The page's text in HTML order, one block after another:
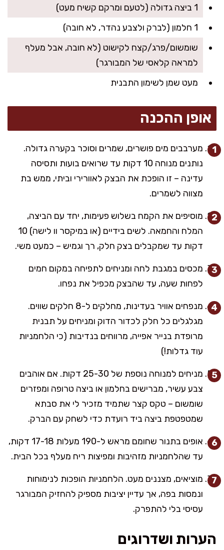
1 ביצה גדולה (לטעם ומרקם קשיח מעט)
1 חלמון (לברק ולצבע נהדר, לא חובה)
שומשום/פרג/קצח לקישוט (לא חובה, אבל מעלף
למראה קלאסי של המבורגר)
מעט שמן לשימון התבנית
אופן ההכנה
מערבבים מים פושרים, שמרים וסוכר בקערה גדולה.
נותנים מנוחה 10 דקות עד שרואים בועות ותסיסה
עדינה – זו הופכת את הבצק לאוורירי וביתי, ממש בת
מצווה לשמרים.
מוסיפים את הקמח בשלוש פעימות, יחד עם הביצה,
המלח והחמאה. לשים בידיים (או במיקסר וו לישה) 10
דקות עד שמקבלים בצק חלק, רך וגמיש – כמעט משי.
מכסים במגבת לחה ומניחים לתפיחה במקום חמים
לפחות שעה, עד שהבצק מכפיל את נפחו.
מנפחים אוויר בעדינות, מחלקים ל-8 חלקים שווים.
מגלגלים כל חלק לכדור הדוק ומניחים על תבנית
מרופדת בנייר אפייה, מרווחים בנדיבות (כי הלחמניות
עוד גדלות!)
מניחים למנוחה נוספת של 25-30 דקות. אם אוהבים
צבע עשיר, מברישים בחלמון או ביצה טרופה ומפזרים
שומשום – טקס קצר שתמיד מזכיר לי את סבתא
שמטפטפת ביצה ביד רועדת כדי לשחק עם הברק.
אופים בתנור שחומם מראש ל-190 מעלות 17-18 דקות,
עד שהלחמניות מזהיבות ומפיצות ריח מעלף בכל הבית.
מוציאים, מצננים מעט. הלחמניות הופכות לנימוחות
ונמסות בפה, אך עדיין יציבות מספיק להחזיק המבורגר
עסיסי בלי להתפרק.
הערות ושדרוגים